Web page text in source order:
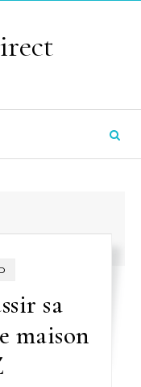
sa
maison